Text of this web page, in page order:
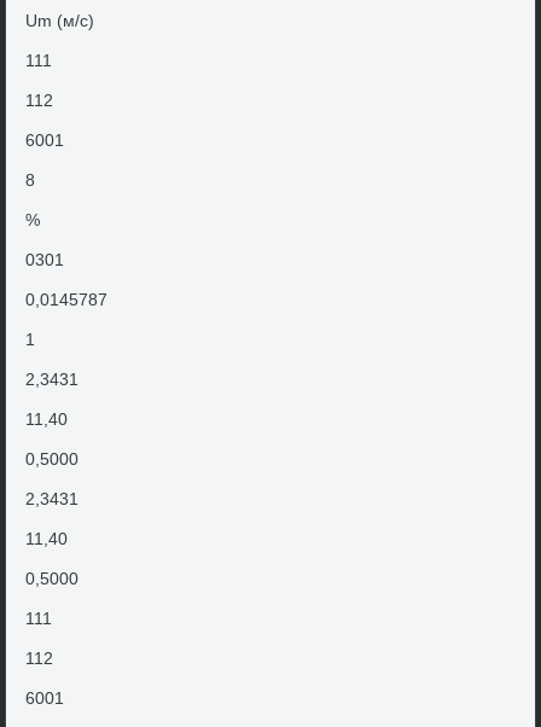
Um (м/с)
111
112
6001
8
%
0301
0,0145787
1
2,3431
11,40
0,5000
2,3431
11,40
0,5000
111
112
6001